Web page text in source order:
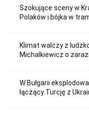
Szokujące sceny w
Polaków i bójka w
Klimat walczy z
Michalkiewicz o
W Bułgarii
łączący Turcję z